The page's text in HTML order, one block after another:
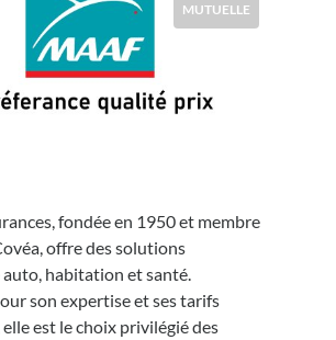
MUTUELLE
fondée en 1950 et membre
offre des solutions
habitation et santé.
son expertise et ses tarifs
est le choix privilégié des